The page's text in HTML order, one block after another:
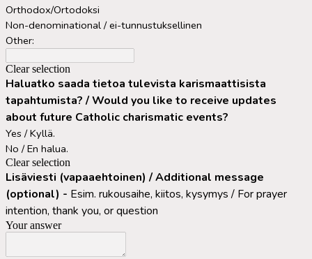
Orthodox/Ortodoksi
Non-denominational / ei-tunnustuksellinen
Other:
Clear selection
Haluatko saada tietoa tulevista karismaattisista
tapahtumista? / Would you like to receive updates
about future Catholic charismatic events?
Yes / Kyllä.
No / En halua.
Clear selection
Lisäviesti (vapaaehtoinen) / Additional message
(optional) - Esim. rukousaihe, kiitos, kysymys / For prayer
intention, thank you, or question
Your answer